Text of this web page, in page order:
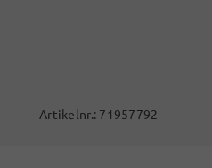
Artikelnr.: 71957792